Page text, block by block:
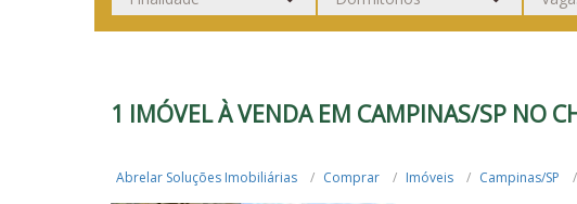
1 IMÓVEL À VENDA EM CAMPINAS/SP NO
Abrelar Soluções Imobiliárias Comprar Imóveis Campinas/SP